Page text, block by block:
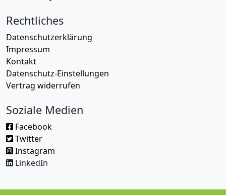
Rechtliches
Datenschutzerklärung
Impressum
Kontakt
Datenschutz-Einstellungen
Vertrag widerrufen
Soziale Medien
Facebook
Twitter
Instagram
LinkedIn